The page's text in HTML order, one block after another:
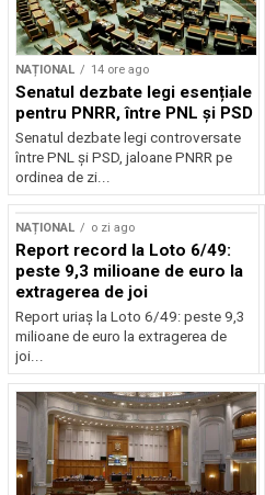
NAȚIONAL 14 ore ago
Senatul dezbate legi esențiale
pentru PNRR, între PNL și PSD
Senatul dezbate legi controversate
între PNL și PSD, jaloane PNRR pe
ordinea de zi...
NAȚIONAL o zi ago
Report record la Loto 6/49:
peste 9,3 milioane de euro la
extragerea de joi
Report uriaș la Loto 6/49: peste 9,3
milioane de euro la extragerea de
joi...